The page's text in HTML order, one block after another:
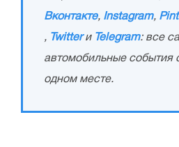
Вконтакте, Instagram,
, Twitterи Telegram: все
автомобильные события
одном месте.